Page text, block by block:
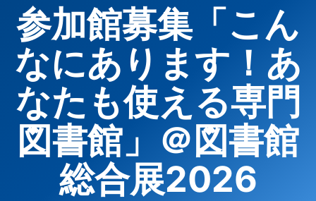
参加館募集「こん
なにあります！あ
なたも使える専門
図書館」＠図書館
総合展2026